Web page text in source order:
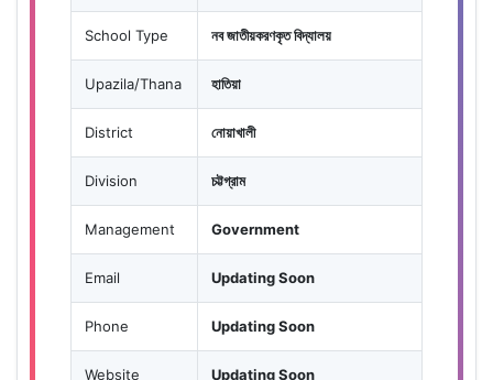
School Type নব জাতীয়করণকৃত বিদ্যালয়
Upazila/Thana হাতিয়া
District নোয়াখালী
Division চট্টগ্রাম
Management Government
Email Updating Soon
Phone Updating Soon
Website Updating Soon